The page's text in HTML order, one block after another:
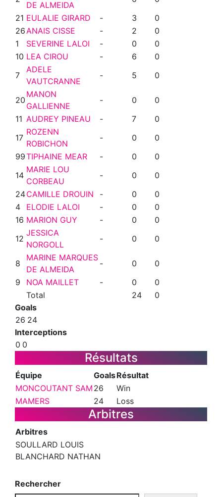
DE ALMEIDA
21 EULALIE GIRARD - 3
0
26ANAIS CISSE - 2
0
1
SEVERINE LALOI - 0
0
10 LEA CIROU - 6
0
7
ADELE
VAUTCRANNE
- 5 0
20
MANON
GALLIENNE
- 0
0
11 AUDREY PINEAU - 7
0
17
ROZENN
ROBICHON
- 0
0
99TIPHAINE MEAR - 0
0
14
MARIE LOU
CORBEAU
- 0
0
24CAMILLE DROUIN - 0
0
4
ELODIE LALOI - 0
0
16 MARION GUY - 0
0
12
JESSICA
NORGOLL
- 0 0
8
MARINE MARQUES
DE ALMEIDA
- 0
0
9
NOA MAILLET - 0
0
Total
24
0
Goals
26 24
Interceptions
0 0
Résultats
Équipe GoalsRésultat
MONCOUTANT SAM 26
Win
MAMERS
24 Loss
Arbitres
Arbitres
SOULLARD LOUIS
BLANCHARD NATHAN
Rechercher